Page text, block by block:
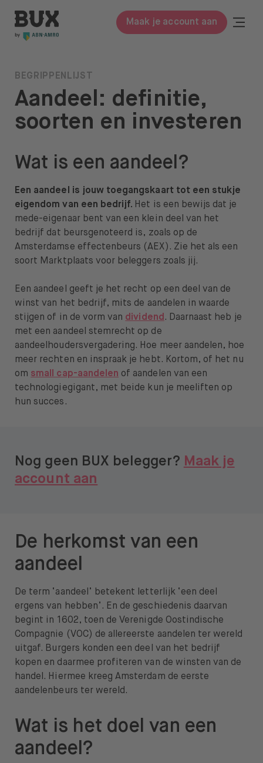
BUX | Doe meer met je geld NL
Maak je account aan
BUX Prime
Tarieven
ETF’s
Kennis
Beleggen in
Leer beleggen
Over ons
Vacatures
Pers
Help
FAQ
Overstappen
NL
Open taal menu
Aandeel: definitie,
soorten en investeren
BEGRIPPENLIJST
Wat is een aandeel?
Een aandeel is jouw toegangskaart tot een stukje
eigendom van een bedrijf. Het is een bewijs dat je
mede-eigenaar bent van een klein deel van het
bedrijf dat beursgenoteerd is, zoals op de
Amsterdamse effectenbeurs (AEX). Zie het als een
soort Marktplaats voor beleggers zoals jij.
Een aandeel geeft je het recht op een deel van de
winst van het bedrijf, mits de aandelen in waarde
stijgen of in de vorm van dividend. Daarnaast heb je
met een aandeel stemrecht op de
aandeelhoudersvergadering. Hoe meer aandelen, hoe
meer rechten en inspraak je hebt. Kortom, of het nu
om small cap-aandelen of aandelen van een
technologiegigant, met beide kun je meeliften op
hun succes.
Nog geen BUX belegger? Maak je
account aan
De herkomst van een
aandeel
De term ‘aandeel’ betekent letterlijk ‘een deel
ergens van hebben’. En de geschiedenis daarvan
begint in 1602, toen de Verenigde Oostindische
Compagnie (VOC) de allereerste aandelen ter wereld
uitgaf. Burgers konden een deel van het bedrijf
kopen en daarmee profiteren van de winsten van de
handel. Hiermee kreeg Amsterdam de eerste
aandelenbeurs ter wereld.
Wat is het doel van een
aandeel?
Close